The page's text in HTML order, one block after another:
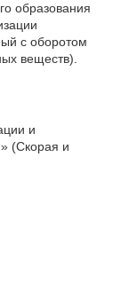
образования
с оборотом
веществ).
и
(Скорая и